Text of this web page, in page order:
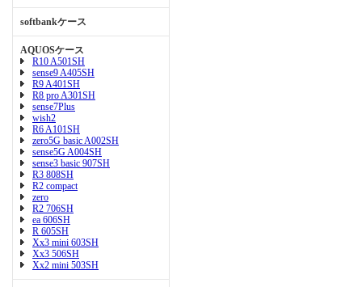
softbankケース
AQUOSケース
R10 A501SH
sense9 A405SH
R9 A401SH
R8 pro A301SH
sense7Plus
wish2
R6 A101SH
zero5G basic A002SH
sense5G A004SH
sense3 basic 907SH
R3 808SH
R2 compact
zero
R2 706SH
ea 606SH
R 605SH
Xx3 mini 603SH
Xx3 506SH
Xx2 mini 503SH